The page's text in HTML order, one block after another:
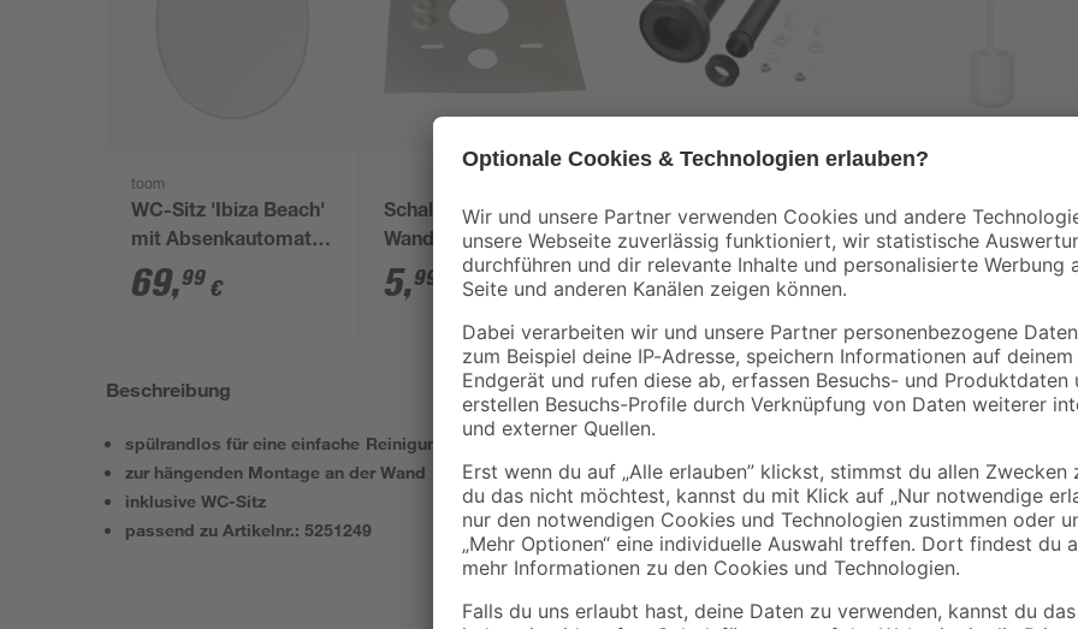
toom
WC-Sitz 'Ibiza Beach'
mit Absenkautomatik
weiß Duroplast
69,99 €
Schallschutzplatte für
Wand WC 390 x 420 x
5 mm
5,99
Wand-WC-
Anschlussset Ø 90 x
180 mm
22,99€
WC-Bürstengarnitur
'Toni' weiß
12,99
Beschreibung
spülrandlos für eine einfache Reinigung
zur hängenden Montage an der Wand
inklusive WC-Sitz
passend zu Artikelnr.: 5251249
Wenn du dein Badezimmer mit
das Wand-WC 'Eurovit' von Ideal
ansprechende Wahl! Ein großes
Gerüche bilden. Die weiße Farbe
unaufdringlichen Blickfang in
der Spülwasserbedarf außerdem
Zudem ist die Reinigung des
festsetzen, weil es spülrandlos